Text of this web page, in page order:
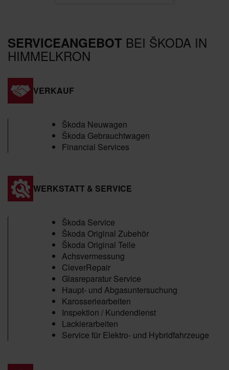
SERVICEANGEBOT BEI ŠKODA IN
HIMMELKRON
VERKAUF
Škoda Neuwagen
Škoda Gebrauchtwagen
Financial Services
WERKSTATT & SERVICE
Škoda Service
Škoda Original Zubehör
Škoda Original Teile
Achsvermessung
CleverRepair
Glasreparatur Service
Haupt- und Abgasuntersuchung
Karosseriearbeiten
Inspektion / Kundendienst
Lackierarbeiten
Service für Elektro- und Hybridfahrzeuge